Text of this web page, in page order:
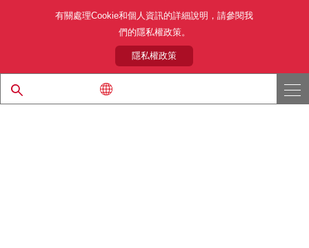
利用目的 隱私權政策
關於本公司產品銷售之標準條款(PDF)
© 1997 - 2026 ROHM CO., LTD. ALL RIGHTS RESERVED.
有關處理Cookie和個人資訊的詳細說明，請參閱我
們的隱私權政策。
隱私權政策